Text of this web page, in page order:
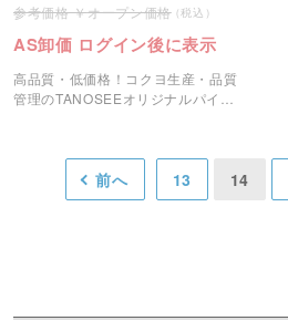
オープン価格
AS卸価 ログイン後に表示
高品質・低価格！コクヨ生産・品質
管理のTANOSEEオリジナルパイプ
前へ 13 14